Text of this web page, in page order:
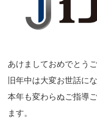
あけましておめでとうご
旧年中は大変お世話に
本年も変わらぬご指導
ます。